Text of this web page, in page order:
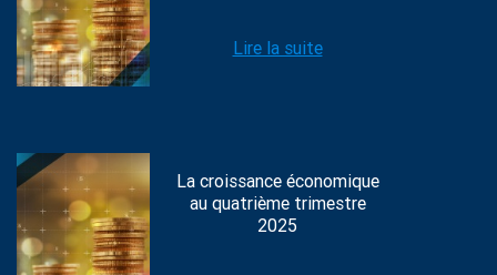
Lire la suite
La croissance économique
au quatrième trimestre
2025